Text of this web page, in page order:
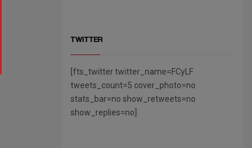
TWITTER
[fts_twitter twitter_name=FCyLF
tweets_count=5 cover_photo=no
stats_bar=no show_retweets=no
show_replies=no]